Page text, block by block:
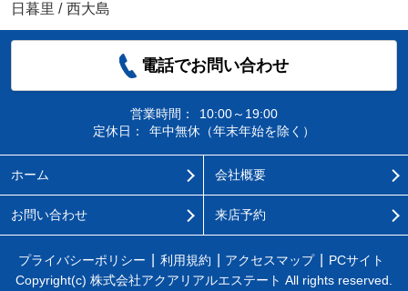
日暮里 / 西大島
電話でお問い合わせ
営業時間：
10:00～19:00
定休日：
年中無休（年末年始を除く）
ホーム 会社概要
お問い合わせ 来店予約
プライバシーポリシー 利用規約 アクセスマップ
PCサイト
Copyright(c) 株式会社アクアリアルエステート All rights reserved.